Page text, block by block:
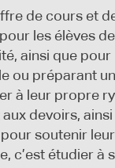
de cours et
les élèves
ainsi que pour
ou préparant un
à leur propre
devoirs, ainsi
soutenir leur
c’est étudier à